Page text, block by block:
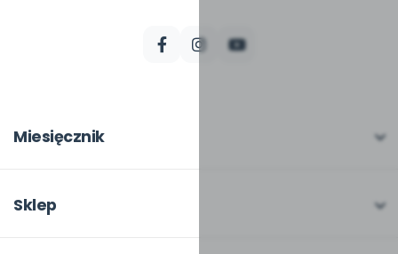
Miesięcznik
W numerze
Sklep